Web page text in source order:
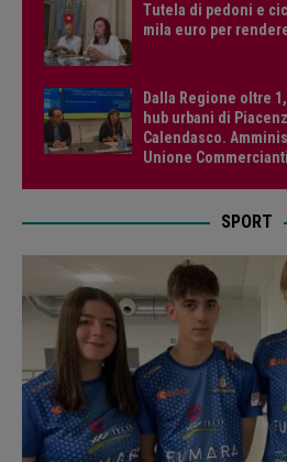
Tutela di pedoni e
mila euro per
Dalla Regione oltre
hub urbani di
Calendasco.
Unione
SPORT